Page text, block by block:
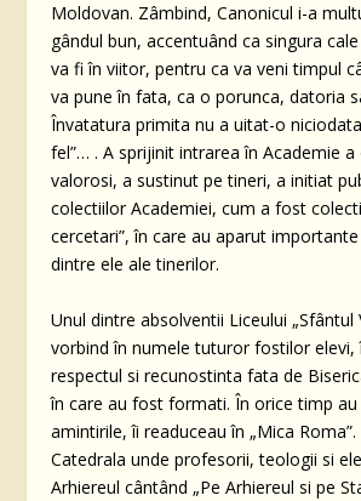
Moldovan. Zâmbind, Canonicul i-a
gândul bun, accentuând ca singura
va fi în viitor, pentru ca va veni timpul
va pune în fata, ca o porunca, datoria
Învatatura primita nu a uitat-o
fel”… . A sprijinit intrarea în Academie
valorosi, a sustinut pe tineri, a initiat
colectiilor Academiei, cum a fost
cercetari”, în care au aparut
dintre ele ale tinerilor.
Unul dintre absolventii Liceului „Sfântul
vorbind în numele tuturor fostilor elevi,
respectul si recunostinta fata de
în care au fost formati. În orice timp
amintirile, îi readuceau în „Mica
Catedrala unde profesorii, teologii si
Arhiereul cântând „Pe Arhiereul si pe